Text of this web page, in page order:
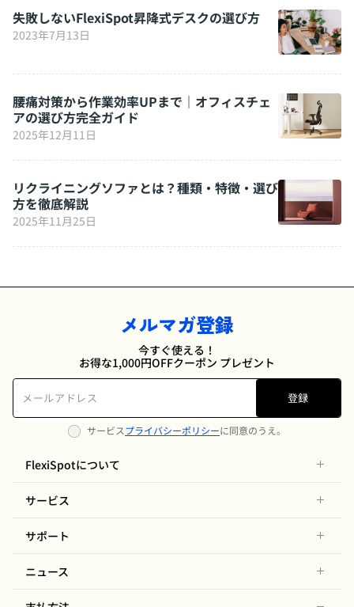
失敗しないFlexiSpot昇降式デスクの選び方
2023年7月13日
腰痛対策から作業効率UPまで｜オフィスチェ
アの選び方完全ガイド
2025年12月11日
リクライニングソファとは？種類・特徴・選び
方を徹底解説
2025年11月25日
メルマガ登録
今すぐ使える！
お得な1,000円OFFクーポン プレゼント
登録
サービスプライバシーポリシーに同意のうえ。
FlexiSpotについて
サービス
サポート
ニュース